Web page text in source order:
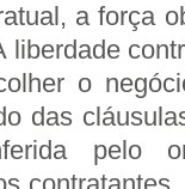
a força
liberdade
o
das
pelo